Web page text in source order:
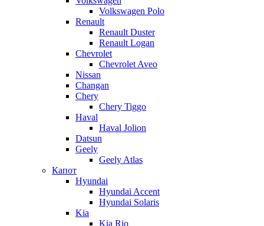
Volkswagen Polo
Renault
Renault Duster
Renault Logan
Chevrolet
Chevrolet Aveo
Nissan
Changan
Chery
Chery Tiggo
Haval
Haval Jolion
Datsun
Geely
Geely Atlas
Капот
Hyundai
Hyundai Accent
Hyundai Solaris
Kia
Kia Rio